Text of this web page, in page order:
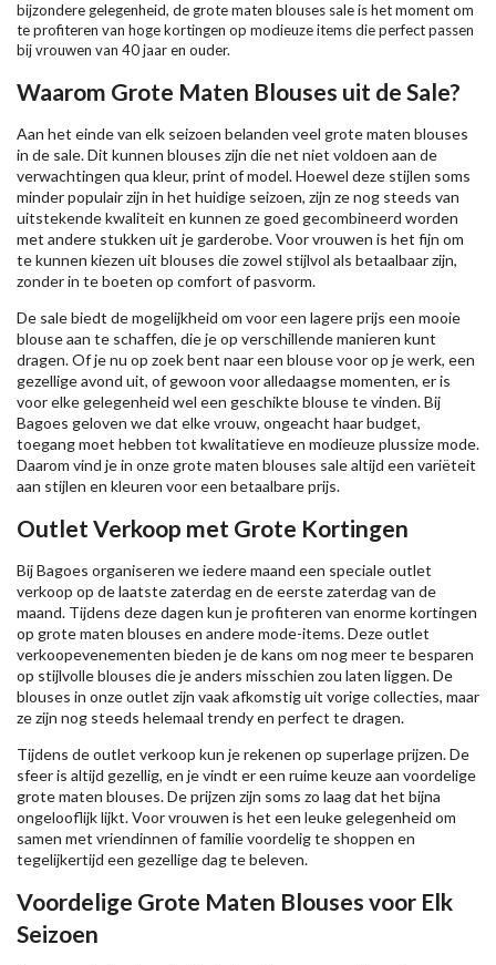
bijzondere gelegenheid, de grote maten blouses sale is het moment om
te profiteren van hoge kortingen op modieuze items die perfect passen
bij vrouwen van 40 jaar en ouder.
Waarom Grote Maten Blouses uit de Sale?
Aan het einde van elk seizoen belanden veel grote maten blouses
in de sale. Dit kunnen blouses zijn die net niet voldoen aan de
verwachtingen qua kleur, print of model. Hoewel deze stijlen soms
minder populair zijn in het huidige seizoen, zijn ze nog steeds van
uitstekende kwaliteit en kunnen ze goed gecombineerd worden
met andere stukken uit je garderobe. Voor vrouwen is het fijn om
te kunnen kiezen uit blouses die zowel stijlvol als betaalbaar zijn,
zonder in te boeten op comfort of pasvorm.
De sale biedt de mogelijkheid om voor een lagere prijs een mooie
blouse aan te schaffen, die je op verschillende manieren kunt
dragen. Of je nu op zoek bent naar een blouse voor op je werk, een
gezellige avond uit, of gewoon voor alledaagse momenten, er is
voor elke gelegenheid wel een geschikte blouse te vinden. Bij
Bagoes geloven we dat elke vrouw, ongeacht haar budget,
toegang moet hebben tot kwalitatieve en modieuze plussize mode.
Daarom vind je in onze grote maten blouses sale altijd een variëteit
aan stijlen en kleuren voor een betaalbare prijs.
Outlet Verkoop met Grote Kortingen
Bij Bagoes organiseren we iedere maand een speciale outlet
verkoop op de laatste zaterdag en de eerste zaterdag van de
maand. Tijdens deze dagen kun je profiteren van enorme kortingen
op grote maten blouses en andere mode-items. Deze outlet
verkoopevenementen bieden je de kans om nog meer te besparen
op stijlvolle blouses die je anders misschien zou laten liggen. De
blouses in onze outlet zijn vaak afkomstig uit vorige collecties, maar
ze zijn nog steeds helemaal trendy en perfect te dragen.
Tijdens de outlet verkoop kun je rekenen op superlage prijzen. De
sfeer is altijd gezellig, en je vindt er een ruime keuze aan voordelige
grote maten blouses. De prijzen zijn soms zo laag dat het bijna
ongelooflijk lijkt. Voor vrouwen is het een leuke gelegenheid om
samen met vriendinnen of familie voordelig te shoppen en
tegelijkertijd een gezellige dag te beleven.
Voordelige Grote Maten Blouses voor Elk
Seizoen